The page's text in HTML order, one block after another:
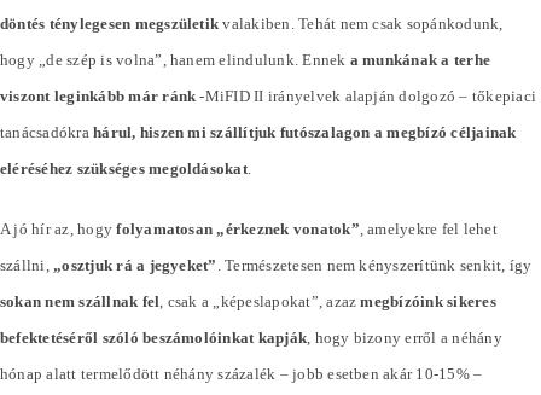
döntés ténylegesen megszületik valakiben. Tehát nem csak sopánkodunk,
hogy „de szép is volna”, hanem elindulunk. Ennek a munkának a terhe
viszont leginkább már ránk -MiFID II irányelvek alapján dolgozó – tőkepiaci
tanácsadókrahárul, hiszen mi szállítjuk futószalagon a megbízó céljainak
eléréséhez szükséges megoldásokat.
A jó hír az, hogyfolyamatosan „érkeznek vonatok”, amelyekre fel lehet
szállni,„osztjuk rá a jegyeket” . Természetesen nem kényszerítünk senkit, így
sokan nem szállnak fel, csak a „képeslapokat”, azazmegbízóink sikeres
befektetéséről szóló beszámolóinkat kapják, hogy bizony erről a néhány
hónap alatt termelődött néhányszázalék – jobb esetben akár 10-15% –